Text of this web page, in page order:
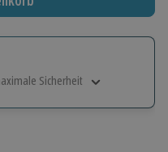
Sicherheit